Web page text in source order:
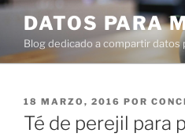
Ir
contenido
DATOS PARA
Blog dedicado a compartir datos
PUBLICADO
EN
18 MARZO, 2016 POR
Té de perejil para